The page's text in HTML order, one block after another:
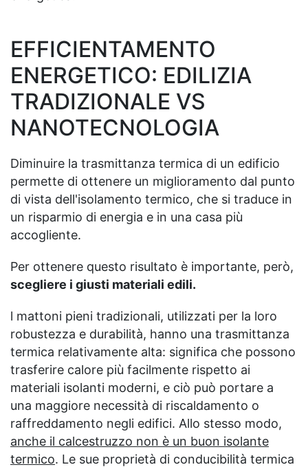
EFFICIENTAMENTO
ENERGETICO: EDILIZIA
TRADIZIONALE VS
NANOTECNOLOGIA
Diminuire la trasmittanza termica di un edificio
permette di ottenere un miglioramento dal punto
di vista dell'isolamento termico, che si traduce in
un risparmio di energia e in una casa più
accogliente.
Per ottenere questo risultato è importante, però,
scegliere i giusti materiali edili.
l mattoni pieni tradizionali, utilizzati per la loro
robustezza e durabilità, hanno una trasmittanza
termica relativamente alta: significa che possono
trasferire calore più facilmente rispetto ai
materiali isolanti moderni, e ciò può portare a
una maggiore necessità di riscaldamento o
raffreddamento negli edifici. Allo stesso modo,
anche il calcestruzzo non è un buon isolante
termico. Le sue proprietà di conducibilità termica